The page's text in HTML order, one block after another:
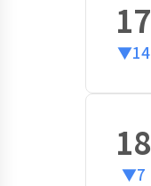
17
▼14
18
▼7